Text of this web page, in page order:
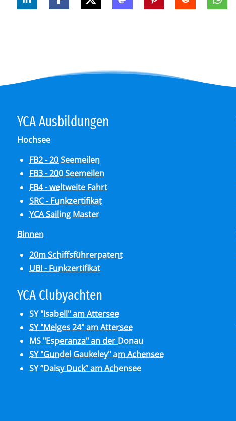
YCA Aus­bil­dun­gen
Hochsee
FB2 - 20 Seemeilen
FB3 - 200 Seemeilen
FB4 - weltweite Fahrt
SRC - Funkzertifikat
YCA Sailing Master
Binnen
20m Schiffsführerpatent
UBI - Funkzertifikat
YCA Club­y­ach­ten
SY "Isabell" am Attersee
SY "Melges 24" am Attersee
MS "Esperanza" an der Donau
SY "Gundel Gaukeley" am Achensee
SY “Daisy Duck” am Achensee